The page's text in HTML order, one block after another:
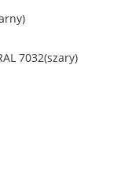
7032(szary)